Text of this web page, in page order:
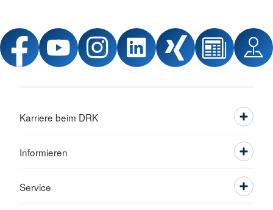
Karriere beim DRK
Informieren
Service